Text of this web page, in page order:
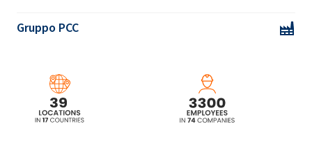
Gruppo PCC
POLIkol 4500 FIOCCHI (PEG-100)